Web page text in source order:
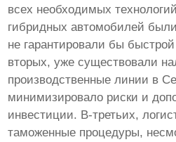
всех необходимых
гибридных автомобилей
не гарантировали бы
вторых, уже существовали
производственные линии в
минимизировало риски и
инвестиции. В-третьих,
таможенные процедуры,